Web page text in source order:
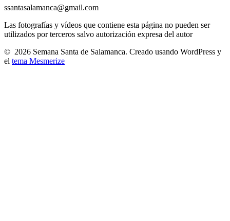
ssantasalamanca@gmail.com
Las fotografías y vídeos que contiene esta página no pueden ser
utilizados por terceros salvo autorización expresa del autor
© 2026 Semana Santa de Salamanca. Creado usando WordPress y
el tema Mesmerize